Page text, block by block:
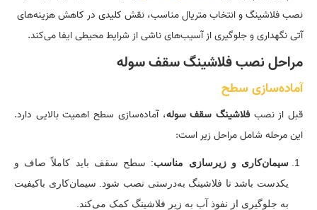
نصب فلاشینگ و انتخاب متریال مناسب، نقش کلیدی در کاهش هزینه‌های
آتی نگهداری و جلوگیری از آسیب‌های ناشی از شرایط محیطی ایفا می‌کند.
مراحل نصب فلاشینگ سقف سوله
آماده‌سازی سطح
قبل از نصبفلاشینگ سقف سوله، آماده‌سازی سطح اهمیت بالایی دارد.
این مرحله شامل مراحل زیر است:
سیمان‌کاری و زیرسازی مناسب: سطح سقف باید کاملاً صاف و
یکدست باشد تا فلاشینگ به‌درستی نصب شود. سیمان‌کاری باکیفیت
به جلوگیری از نفوذ آب به زیر فلاشینگ کمک می‌کند.